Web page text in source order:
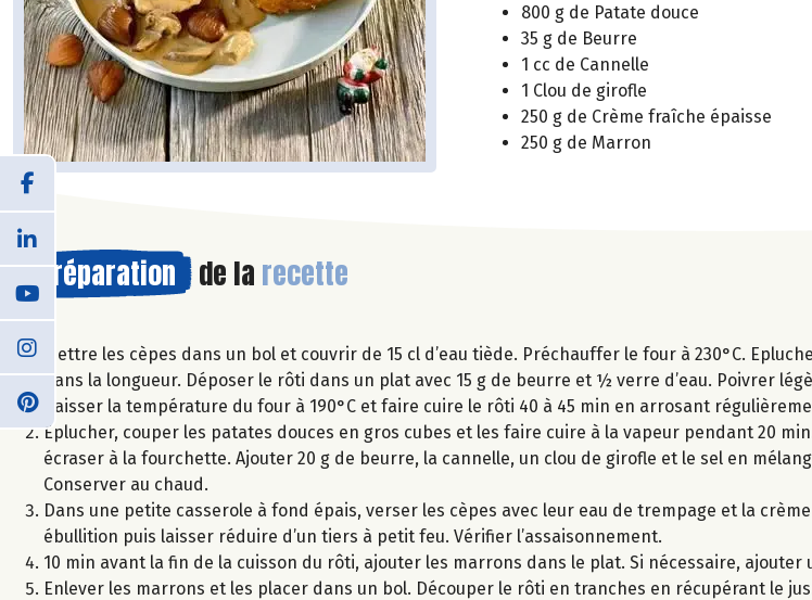
800 g de Patate douce
35 g de Beurre
1 cc de Cannelle
1 Clou de girofle
250 g de Crème fraîche épaisse
250 g de Marron
Préparation de la recette
Mettre les cèpes dans un bol et couvrir de 15 cl d’eau tiède. Préchauffer le four à 230°C.
dans la longueur. Déposer le rôti dans un plat avec 15 g de beurre et ½ verre d’eau. Poivrer
Baisser la température du four à 190°C et faire cuire le rôti 40 à 45 min en arrosant
Eplucher, couper les patates douces en gros cubes et les faire cuire à la vapeur pendant 20
écraser à la fourchette. Ajouter 20 g de beurre, la cannelle, un clou de girofle et le sel en
Conserver au chaud.
Dans une petite casserole à fond épais, verser les cèpes avec leur eau de trempage et la
ébullition puis laisser réduire d’un tiers à petit feu. Vérifier l’assaisonnement.
10 min avant la fin de la cuisson du rôti, ajouter les marrons dans le plat. Si nécessaire, ajouter
Enlever les marrons et les placer dans un bol. Découper le rôti en tranches en récupérant le